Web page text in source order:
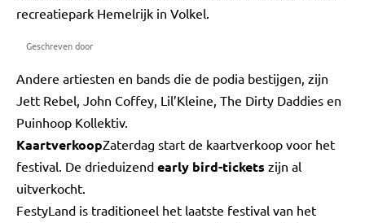
recreatiepark Hemelrijk in Volkel.
Geschreven door
Andere artiesten en bands die de podia bestijgen, zijn
Jett Rebel, John Coffey, Lil’Kleine, The Dirty Daddies en
Puinhoop Kollektiv.
KaartverkoopZaterdag start de kaartverkoop voor het
festival. De drieduizend early bird-tickets zijn al
uitverkocht.
FestyLand is traditioneel het laatste festival van het